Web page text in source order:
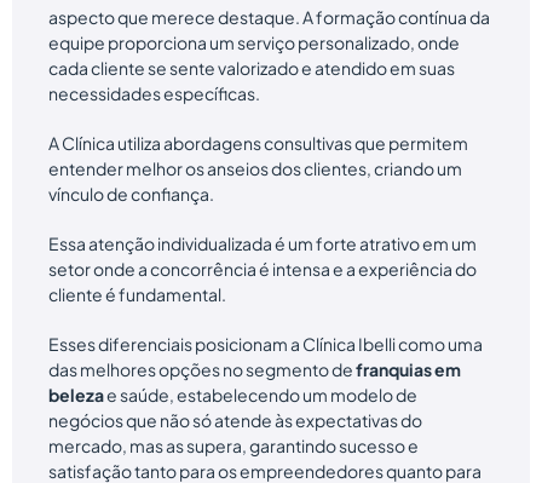
aspecto que merece destaque. A formação contínua da
equipe proporciona um serviço personalizado, onde
cada cliente se sente valorizado e atendido em suas
necessidades específicas.
A Clínica utiliza abordagens consultivas que permitem
entender melhor os anseios dos clientes, criando um
vínculo de confiança.
Essa atenção individualizada é um forte atrativo em um
setor onde a concorrência é intensa e a experiência do
cliente é fundamental.
Esses diferenciais posicionam a Clínica Ibelli como uma
das melhores opções no segmento defranquias em
belezae saúde, estabelecendo um modelo de
negócios que não só atende às expectativas do
mercado, mas as supera, garantindo sucesso e
satisfação tanto para os empreendedores quanto para